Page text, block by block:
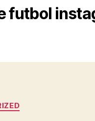
futbol